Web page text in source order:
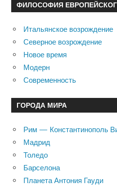
ФИЛОСОФИЯ
Итальянское возрождение
Северное возрождение
Новое время
Модерн
Современность
ГОРОДА МИРА
Рим — Константинополь
Мадрид
Толедо
Барселона
Планета Антония Гауди